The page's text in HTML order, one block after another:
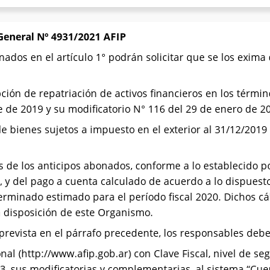
Nº 4931/2021 AFIP
en el artículo 1° podrán solicitar que se los
de repatriación de activos financieros en los
2019 y su modificatorio N° 116 del 29 de enero de
bienes sujetos a impuesto en el exterior al 31/12/
los anticipos abonados, conforme a lo establecido
del pago a cuenta calculado de acuerdo a lo
estimado para el período fiscal 2020. Dichos
de este Organismo.
en el párrafo precedente, los responsables
(http://www.afip.gob.ar) con Clave Fiscal, nivel de